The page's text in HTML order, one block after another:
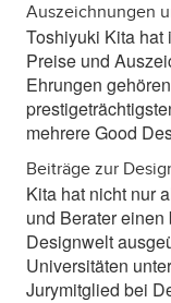
Auszeichnungen
Toshiyuki Kita hat
Preise und
Ehrungen
mehrere Good
Beiträge zur
Kita hat nicht nur
und Berater
Designwelt
Universitäten
Jurymitglied bei